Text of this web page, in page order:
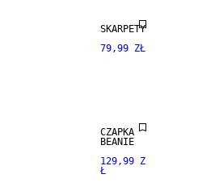
SKARPETY
79,99 ZŁ
CZAPKA
BEANIE
129,99 Z
Ł